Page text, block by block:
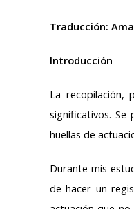
Traducción:
Introducción
La recopilación,
significativos.
huellas de
Durante mis
de hacer un